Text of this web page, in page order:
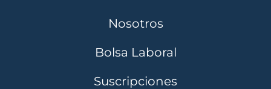
Nosotros
Bolsa Laboral
Suscripciones